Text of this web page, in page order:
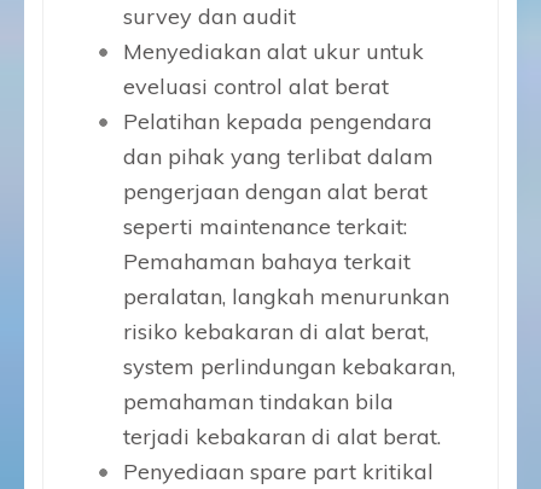
survey dan audit
Menyediakan alat ukur untuk
eveluasi control alat berat
Pelatihan kepada pengendara
dan pihak yang terlibat dalam
pengerjaan dengan alat berat
seperti maintenance terkait:
Pemahaman bahaya terkait
peralatan, langkah menurunkan
risiko kebakaran di alat berat,
system perlindungan kebakaran,
pemahaman tindakan bila
terjadi kebakaran di alat berat.
Penyediaan spare part kritikal